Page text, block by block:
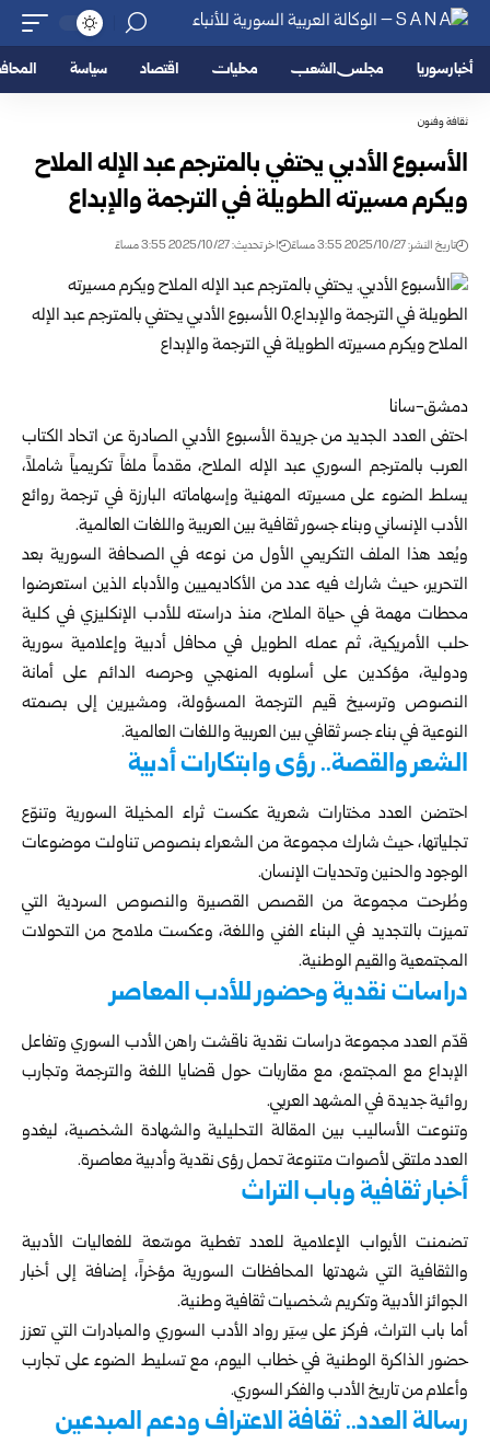
أخبار سوريا مجلس الشعب محليات اقتصاد سياسة
ثقافة وفنون
الأسبوع الأدبي يحتفي بالمترجم عبد الإله الملاح
ويكرم مسيرته الطويلة في الترجمة والإبداع
تاريخ النشر: 2025/10/27 3:55 مساءً اخر تحديث: 2025/10/27 3:55 مساءً
دمشق-سانا
احتفى العدد الجديد من جريدة الأسبوع الأدبي الصادرة عن اتحاد الكتاب
العرب بالمترجم السوري عبد الإله الملاح، مقدماً ملفاً تكريمياً شاملاً،
يسلط الضوء على مسيرته المهنية وإسهاماته البارزة في ترجمة روائع
الأدب الإنساني وبناء جسور ثقافية بين العربية واللغات العالمية.
ويُعد هذا الملف التكريمي الأول من نوعه في الصحافة السورية بعد
التحرير، حيث شارك فيه عدد من الأكاديميين والأدباء الذين استعرضوا
محطات مهمة في حياة الملاح، منذ دراسته للأدب الإنكليزي في كلية
حلب الأمريكية، ثم عمله الطويل في محافل أدبية وإعلامية سورية
ودولية، مؤكدين على أسلوبه المنهجي وحرصه الدائم على أمانة
النصوص وترسيخ قيم الترجمة المسؤولة، ومشيرين إلى بصمته
النوعية في بناء جسر ثقافي بين العربية واللغات العالمية.
الشعر والقصة.. رؤى وابتكارات أدبية
احتضن العدد مختارات شعرية عكست ثراء المخيلة السورية وتنوّع
تجلياتها، حيث شارك مجموعة من الشعراء بنصوص تناولت موضوعات
الوجود والحنين وتحديات الإنسان.
وطُرحت مجموعة من القصص القصيرة والنصوص السردية التي
تميزت بالتجديد في البناء الفني واللغة، وعكست ملامح من التحولات
المجتمعية والقيم الوطنية.
دراسات نقدية وحضور للأدب المعاصر
قدّم العدد مجموعة دراسات نقدية ناقشت راهن الأدب السوري وتفاعل
الإبداع مع المجتمع، مع مقاربات حول قضايا اللغة والترجمة وتجارب
روائية جديدة في المشهد العربي.
وتنوعت الأساليب بين المقالة التحليلية والشهادة الشخصية، ليغدو
العدد ملتقى لأصوات متنوعة تحمل رؤى نقدية وأدبية معاصرة.
أخبار ثقافية وباب التراث
تضمنت الأبواب الإعلامية للعدد تغطية موسّعة للفعاليات الأدبية
والثقافية التي شهدتها المحافظات السورية مؤخراً، إضافة إلى أخبار
الجوائز الأدبية وتكريم شخصيات ثقافية وطنية.
أما باب التراث، فركز على سِيَر رواد الأدب السوري والمبادرات التي تعزز
حضور الذاكرة الوطنية في خطاب اليوم، مع تسليط الضوء على تجارب
وأعلام من تاريخ الأدب والفكر السوري.
رسالة العدد.. ثقافة الاعتراف ودعم المبدعين